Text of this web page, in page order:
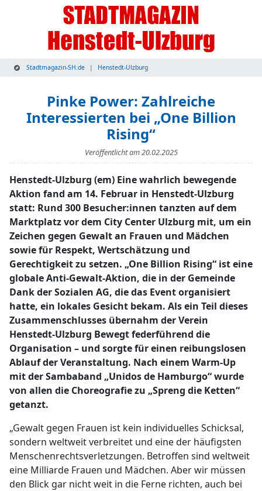
Stadtmagazin-SH.de Henstedt-Ulzburg
Pinke Power: Zahlreiche
Interessierten bei „One Billion
Rising“
Veröffentlicht am20.02.2025
Henstedt-Ulzburg (em) Eine wahrlich bewegende
Aktion fand am 14. Februar in Henstedt-Ulzburg
statt: Rund 300 Besucher:innen tanzten auf dem
Marktplatz vor dem City Center Ulzburg mit, um ein
Zeichen gegen Gewalt an Frauen und Mädchen
sowie für Respekt, Wertschätzung und
Gerechtigkeit zu setzen. „One Billion Rising“ ist eine
globale Anti-Gewalt-Aktion, die in der Gemeinde
Dank der Sozialen AG, die das Event organisiert
hatte, ein lokales Gesicht bekam. Als ein Teil dieses
Zusammenschlusses übernahm der Verein
Henstedt-Ulzburg Bewegt federführend die
Organisation – und sorgte für einen reibungslosen
Ablauf der Veranstaltung. Nach einem Warm-Up
mit der Sambaband „Unidos de Hamburgo“ wurde
von allen die Choreografie zu „Spreng die Ketten“
getanzt.
„Gewalt gegen Frauen ist kein individuelles Schicksal,
sondern weltweit verbreitet und eine der häufigsten
Menschenrechtsverletzungen. Betroffen sind weltweit
eine Milliarde Frauen und Mädchen. Aber wir müssen
den Blick gar nicht weit in die Ferne richten, auch bei